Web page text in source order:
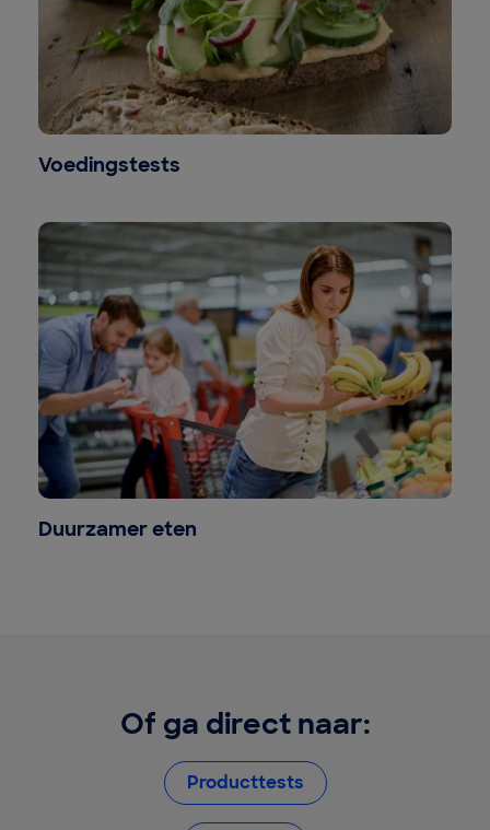
Voedingstests
Duurzamer eten
Of ga direct naar:
Producttests